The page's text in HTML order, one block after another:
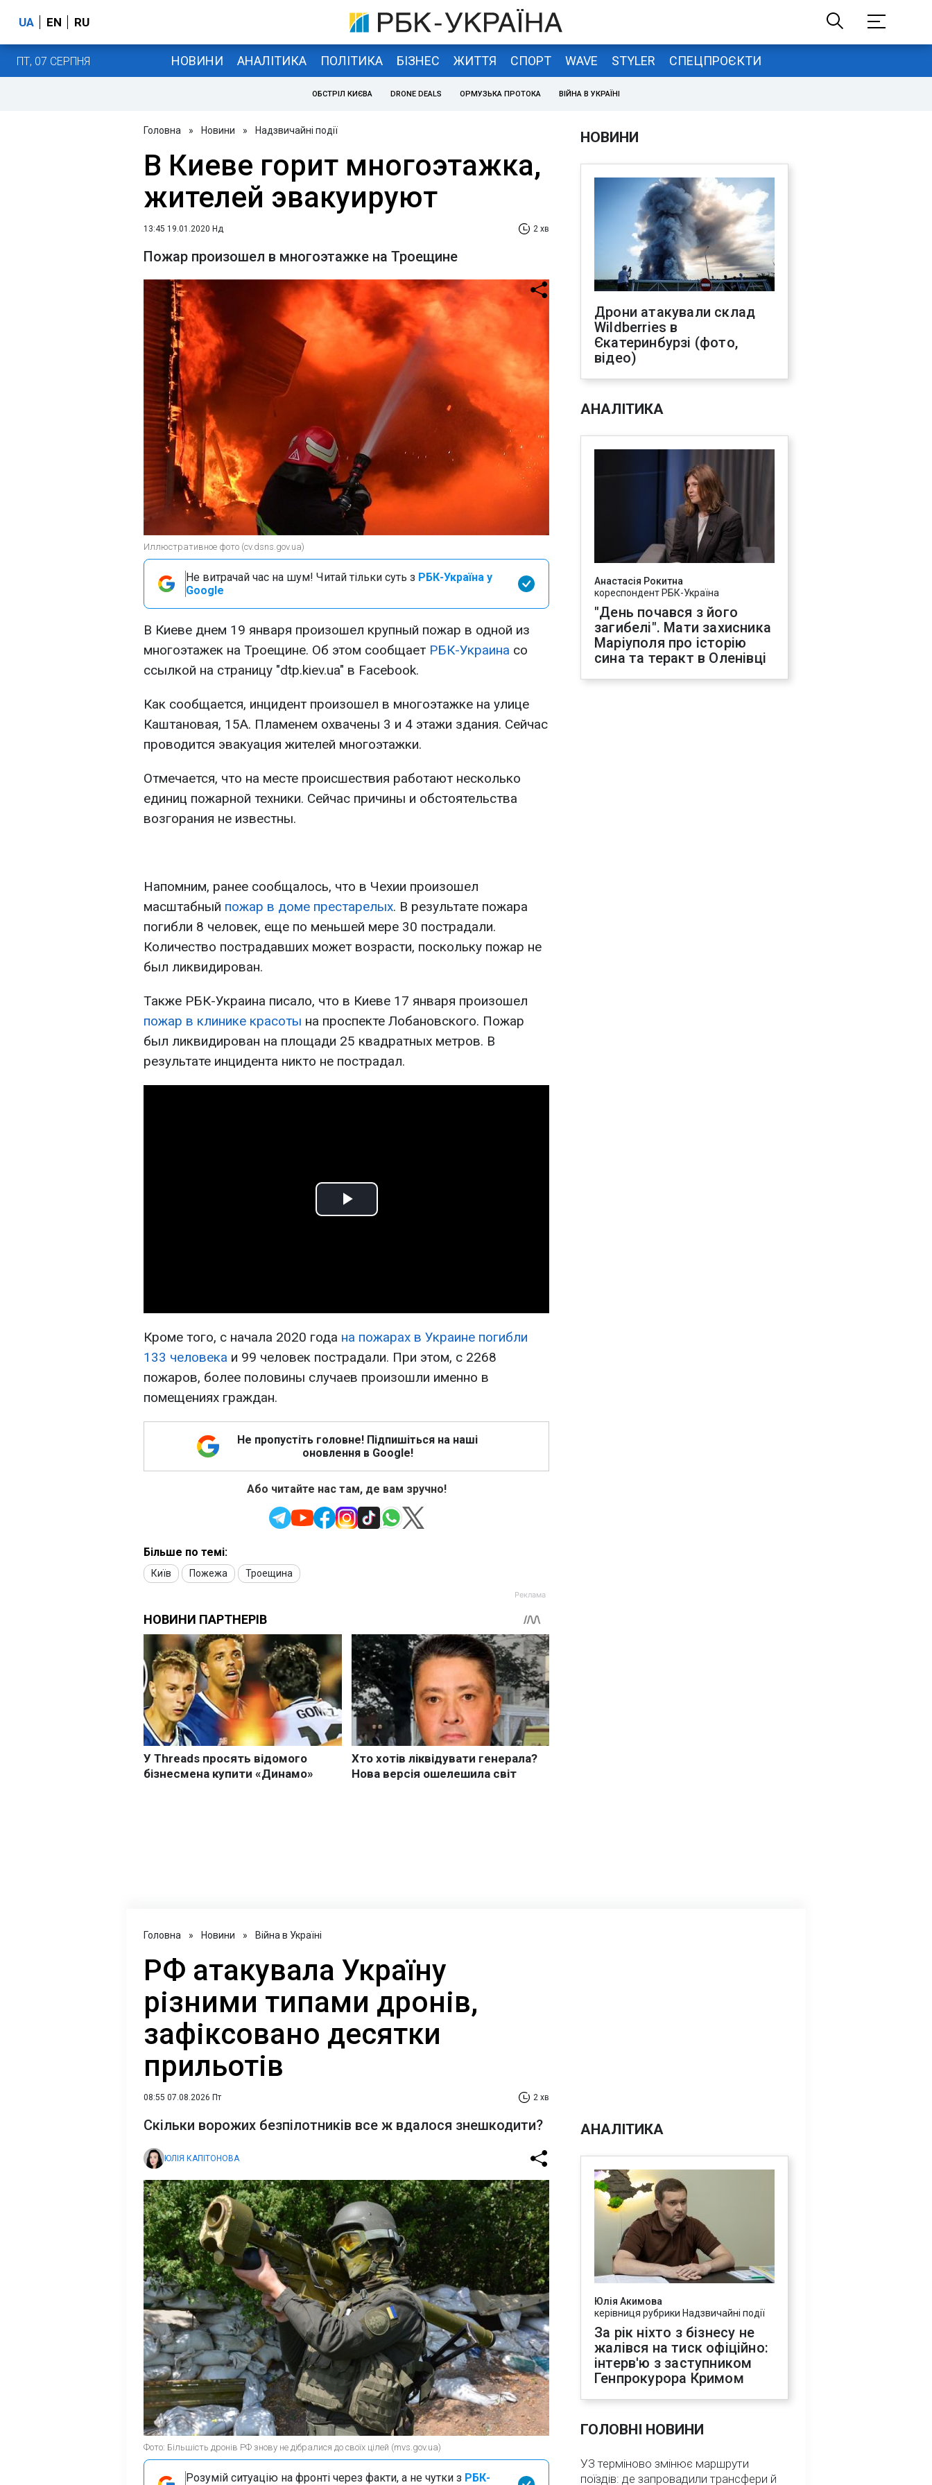
UA EN RU
ПТ, 07 СЕРПНЯ НОВИНИ АНАЛІТИКА ПОЛІТИКА БІЗНЕС ЖИТТЯ СПОРТ WAVE STYLER СПЕЦПРОЄКТИ
ОБСТРІЛ КИЄВА DRONE DEALS ОРМУЗЬКА ПРОТОКА ВІЙНА В УКРАЇНІ
Головна » Новини » Надзвичайні події
В Киеве горит многоэтажка,
жителей эвакуируют
13:45 19.01.2020 Нд 2 хв
Пожар произошел в многоэтажке на Троещине
Иллюстративное фото (cv.dsns.gov.ua)
Не витрачай час на шум! Читай тільки суть з РБК-Україна у
Google
В Киеве днем 19 января произошел крупный пожар в одной из
многоэтажек на Троещине. Об этом сообщает РБК-Украина со
ссылкой на страницу "dtp.kiev.ua" в Facebook.
Как сообщается, инцидент произошел в многоэтажке на улице
Каштановая, 15А. Пламенем охвачены 3 и 4 этажи здания. Сейчас
проводится эвакуация жителей многоэтажки.
Отмечается, что на месте происшествия работают несколько
единиц пожарной техники. Сейчас причины и обстоятельства
возгорания не известны.
Напомним, ранее сообщалось, что в Чехии произошел
масштабный пожар в доме престарелых. В результате пожара
погибли 8 человек, еще по меньшей мере 30 пострадали.
Количество пострадавших может возрасти, поскольку пожар не
был ликвидирован.
Также РБК-Украина писало, что в Киеве 17 января произошел
пожар в клинике красоты на проспекте Лобановского. Пожар
был ликвидирован на площади 25 квадратных метров. В
результате инцидента никто не пострадал.
Play
Кроме того, с начала 2020 года на пожарах в Украине погибли
133 человека и 99 человек пострадали. При этом, с 2268
пожаров, более половины случаев произошли именно в
помещениях граждан.
Не пропустіть головне! Підпишіться на наші
оновлення в Google!
Або читайте нас там, де вам зручно!
Більше по темі:
Київ Пожежа Троещина
НОВИНИ
Дрони атакували склад
Wildberries в
Єкатеринбурзі (фото,
відео)
АНАЛІТИКА
Анастасія Рокитна
кореспондент РБК-Україна
"День почався з його
загибелі". Мати захисника
Маріуполя про історію
сина та теракт в Оленівці
Головна » Новини » Війна в Україні
РФ атакувала Україну
різними типами дронів,
зафіксовано десятки
прильотів
08:55 07.08.2026 Пт 2 хв
Скільки ворожих безпілотників все ж вдалося знешкодити?
ЮЛІЯ КАПІТОНОВА
Фото: Більшість дронів РФ знову не дібралися до своїх цілей (mvs.gov.ua)
Розумій ситуацію на фронті через факти, а не чутки з РБК-
АНАЛІТИКА
Юлія Акимова
керівниця рубрики Надзвичайні події
За рік ніхто з бізнесу не
жалівся на тиск офіційно:
інтерв'ю з заступником
Генпрокурора Кримом
ГОЛОВНІ НОВИНИ
УЗ терміново змінює маршрути
поїздів: де запровадили трансфери й